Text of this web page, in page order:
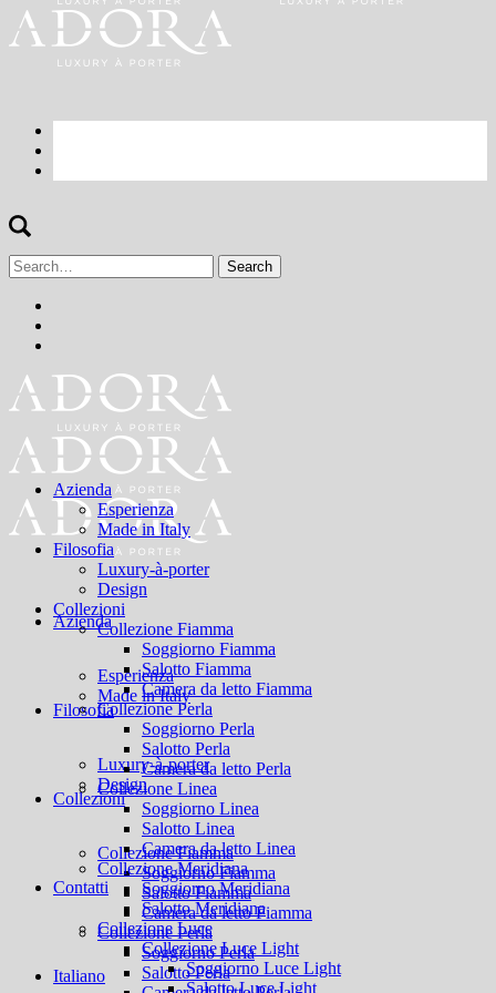
Search
for:
Azienda
Esperienza
Made in Italy
Filosofia
Luxury-à-porter
Design
Collezioni
Collezione Fiamma
Soggiorno Fiamma
Salotto Fiamma
Camera da letto Fiamma
Collezione Perla
Soggiorno Perla
Salotto Perla
Contatti
Italiano
Azienda
Esperienza
Made in Italy
Filosofia
Luxury-à-porter
Design
Collezioni
Collezione Fiamma
Soggiorno Fiamma
Salotto Fiamma
Camera da letto Fiamma
Collezione Perla
Soggiorno Perla
Salotto Perla
Camera da letto Perla
Collezione Linea
Soggiorno Linea
Salotto Linea
Camera da letto Linea
Collezione Meridiana
Soggiorno Meridiana
Salotto Meridiana
Collezione Luce
Collezione Luce Light
Soggiorno Luce Light
Salotto Luce Light